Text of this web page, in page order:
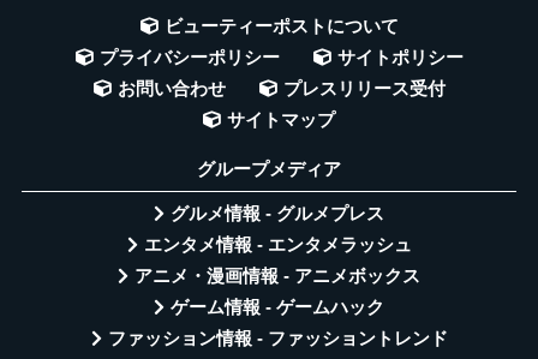
ビューティーポストについて
プライバシーポリシー
サイトポリシー
お問い合わせ
プレスリリース受付
サイトマップ
グループメディア
グルメ情報 - グルメプレス
エンタメ情報 - エンタメラッシュ
アニメ・漫画情報 - アニメボックス
ゲーム情報 - ゲームハック
ファッション情報 - ファッショントレンド